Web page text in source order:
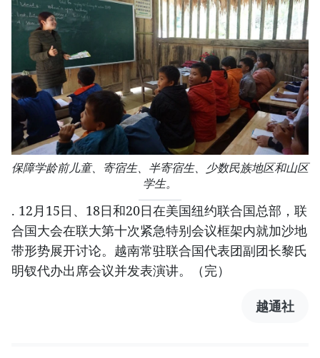
保障学龄前儿童、寄宿生、半寄宿生、少数民族地区和山区
学生。
. 12月15日、18日和20日在美国纽约联合国总部，联
合国大会在联大第十次紧急特别会议框架内就加沙地
带形势展开讨论。越南常驻联合国代表团副团长黎氏
明钗代办出席会议并发表演讲。（完）
越通社